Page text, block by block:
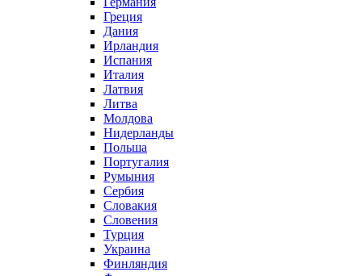
Греция
Дания
Ирландия
Испания
Италия
Латвия
Литва
Молдова
Нидерланды
Польша
Португалия
Румыния
Сербия
Словакия
Словения
Турция
Украина
Финляндия